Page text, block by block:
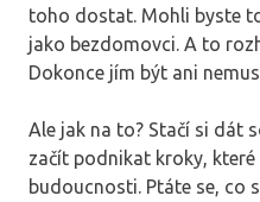
toho dostat. Mohli byste
jako bezdomovci. A to
Dokonce jím být ani
Ale jak na to? Stačí si dát
začít podnikat kroky,
budoucnosti. Ptáte se, co